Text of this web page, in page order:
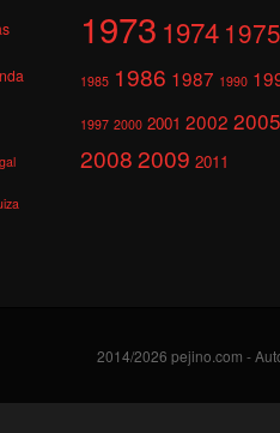
1973 1974 1975
1985 1986 1987 1990
1997 2000 2001 2002 2005
20082009 2011
2014/2026 pejino.com -